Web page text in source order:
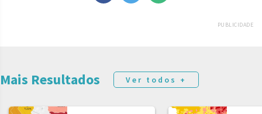
PUBLICIDADE
Mais Resultados Ver todos +